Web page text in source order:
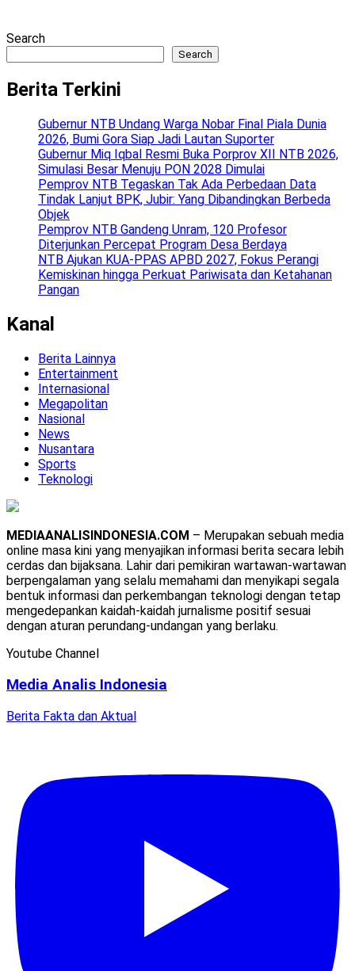
Search
Search
Berita Terkini
Gubernur NTB Undang Warga Nobar Final Piala Dunia
2026, Bumi Gora Siap Jadi Lautan Suporter
Gubernur Miq Iqbal Resmi Buka Porprov XII NTB 2026,
Simulasi Besar Menuju PON 2028 Dimulai
Pemprov NTB Tegaskan Tak Ada Perbedaan Data
Tindak Lanjut BPK, Jubir: Yang Dibandingkan Berbeda
Objek
Pemprov NTB Gandeng Unram, 120 Profesor
Diterjunkan Percepat Program Desa Berdaya
NTB Ajukan KUA-PPAS APBD 2027, Fokus Perangi
Kemiskinan hingga Perkuat Pariwisata dan Ketahanan
Pangan
Kanal
Berita Lainnya
Entertainment
Internasional
Megapolitan
Nasional
News
Nusantara
Sports
Teknologi
MEDIAANALISINDONESIA.COM – Merupakan sebuah media
online masa kini yang menyajikan informasi berita secara lebih
cerdas dan bijaksana. Lahir dari pemikiran wartawan-wartawan
berpengalaman yang selalu memahami dan menyikapi segala
bentuk informasi dan perkembangan teknologi dengan tetap
mengedepankan kaidah-kaidah jurnalisme positif sesuai
dengan aturan perundang-undangan yang berlaku.
Youtube Channel
Media Analis Indonesia
Berita Fakta dan Aktual